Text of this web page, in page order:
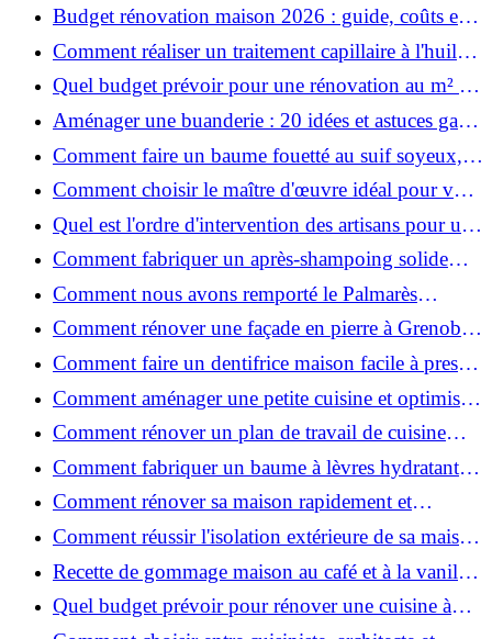
ruiner ?
Budget rénovation maison 2026 : guide, coûts et
astuces
Comment réaliser un traitement capillaire à l'huile
maison efficace ?
Quel budget prévoir pour une rénovation au m² en
2026 ?
Aménager une buanderie : 20 idées et astuces gain
de place pour un espace fonctionnel et stylé
Comment faire un baume fouetté au suif soyeux,
fait maison ?
Comment choisir le maître d'œuvre idéal pour vos
travaux de rénovation ?
Quel est l'ordre d'intervention des artisans pour une
rénovation ?
Comment fabriquer un après-shampoing solide
naturel pour cheveux ?
Comment nous avons remporté le Palmarès
(Ré)HABITER 2025 : les coulisses du projet primé
?
Comment rénover une façade en pierre à Grenoble
: techniques, coûts et conseils
Comment faire un dentifrice maison facile à presser
?
Comment aménager une petite cuisine et optimiser
chaque centimètre carré ?
Comment rénover un plan de travail de cuisine
facilement : guide étape par étape
Comment fabriquer un baume à lèvres hydratant et
naturel au suif ?
Comment rénover sa maison rapidement et
efficacement ?
Comment réussir l'isolation extérieure de sa maison
pour une rénovation performante et durable ?
Recette de gommage maison au café et à la vanille
pour une peau douce
Quel budget prévoir pour rénover une cuisine à
Voiron en 2026 : coûts et aides locales ?